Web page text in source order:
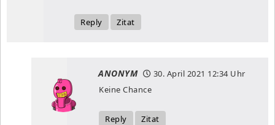
Reply Zitat
ANONYM 30. April 2021 12:34 Uhr
Keine Chance
Reply Zitat